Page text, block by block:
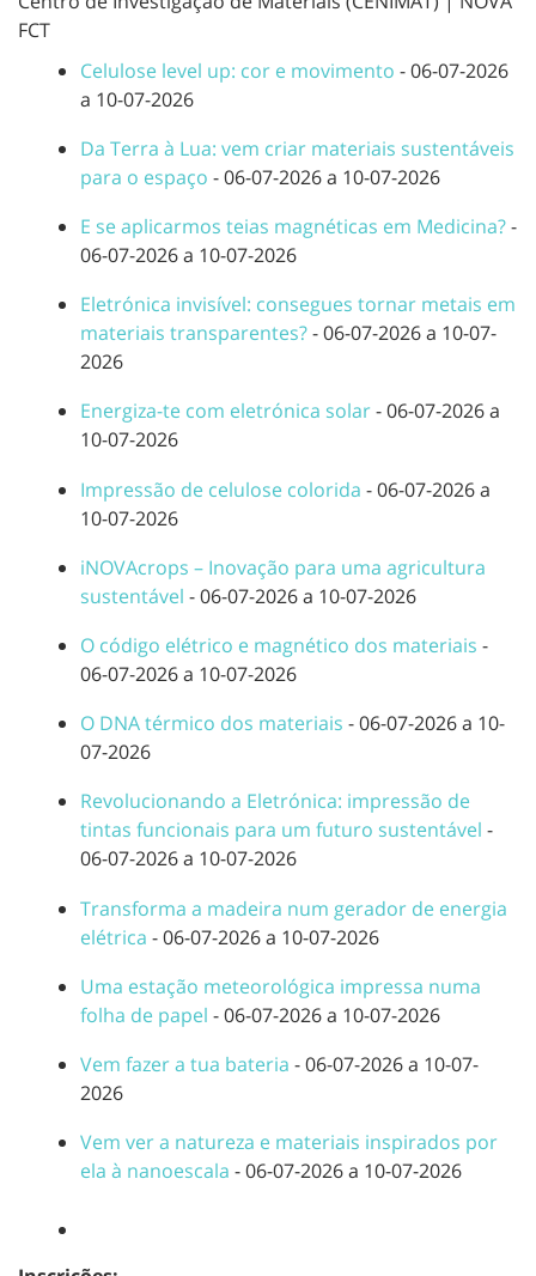
FCT
Celulose level up: cor e movimento - 06-07-2026
a 10-07-2026
Da Terra à Lua: vem criar materiais sustentáveis
para o espaço - 06-07-2026 a 10-07-2026
E se aplicarmos teias magnéticas em Medicina?-
06-07-2026 a 10-07-2026
Eletrónica invisível: consegues tornar metais em
materiais transparentes?- 06-07-2026 a 10-07-
2026
Energiza-te com eletrónica solar- 06-07-2026 a
10-07-2026
Impressão de celulose colorida - 06-07-2026 a
10-07-2026
iNOVAcrops – Inovação para uma agricultura
sustentável - 06-07-2026 a 10-07-2026
O código elétrico e magnético dos materiais -
06-07-2026 a 10-07-2026
O DNA térmico dos materiais - 06-07-2026 a 10-
07-2026
Revolucionando a Eletrónica: impressão de
tintas funcionais para um futuro sustentável -
06-07-2026 a 10-07-2026
Transforma a madeira num gerador de energia
elétrica - 06-07-2026 a 10-07-2026
Uma estação meteorológica impressa numa
folha de papel - 06-07-2026 a 10-07-2026
Vem fazer a tua bateria - 06-07-2026 a 10-07-
2026
Vem ver a natureza e materiais inspirados por
ela à nanoescala - 06-07-2026 a 10-07-2026